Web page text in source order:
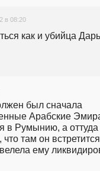
в 08:20
как и убийца
был сначала
Арабские
в Румынию, а
там он
ему